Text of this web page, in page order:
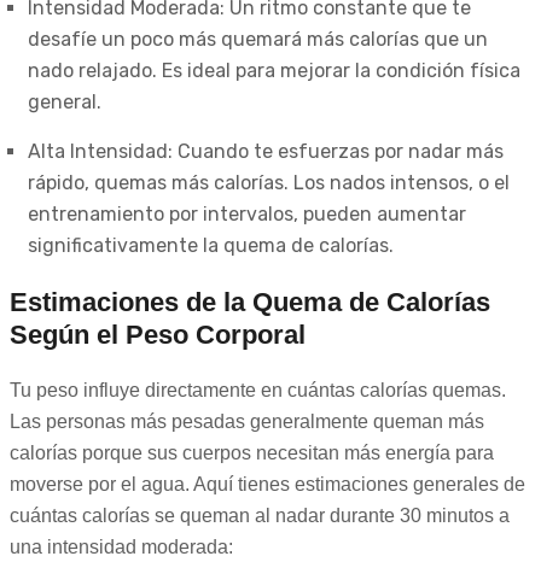
Intensidad Moderada: Un ritmo constante que te
desafíe un poco más quemará más calorías que un
nado relajado. Es ideal para mejorar la condición física
general.
Alta Intensidad: Cuando te esfuerzas por nadar más
rápido, quemas más calorías. Los nados intensos, o el
entrenamiento por intervalos, pueden aumentar
significativamente la quema de calorías.
Estimaciones de la Quema de Calorías
Según el Peso Corporal
Tu peso influye directamente en cuántas calorías quemas.
Las personas más pesadas generalmente queman más
calorías porque sus cuerpos necesitan más energía para
moverse por el agua. Aquí tienes estimaciones generales de
cuántas calorías se queman al nadar durante 30 minutos a
una intensidad moderada: